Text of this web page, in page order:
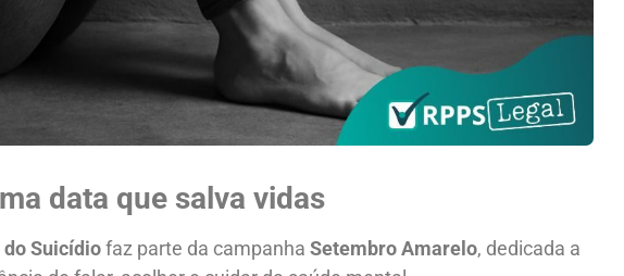
data que salva vidas
Suicídiofaz parte da campanhaSetembro Amarelo, dedicada a